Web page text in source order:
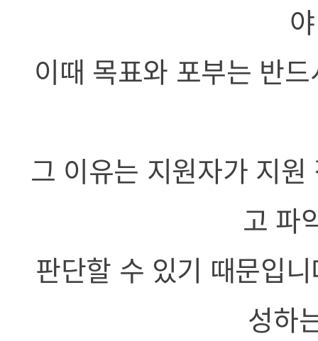
이때 목표와 포부는 반
그 이유는 지원자가 지
고 파
판단할 수 있기 때문입
성하